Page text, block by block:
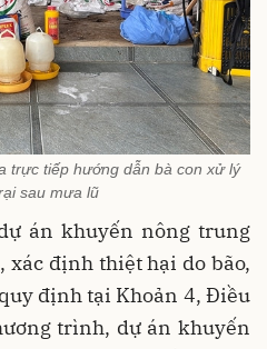
trực tiếp hướng dẫn bà con xử lý
sau mưa lũ
án khuyến nông trung
xác định thiệt hại do bão,
định tại Khoản 4, Điều
trình, dự án khuyến